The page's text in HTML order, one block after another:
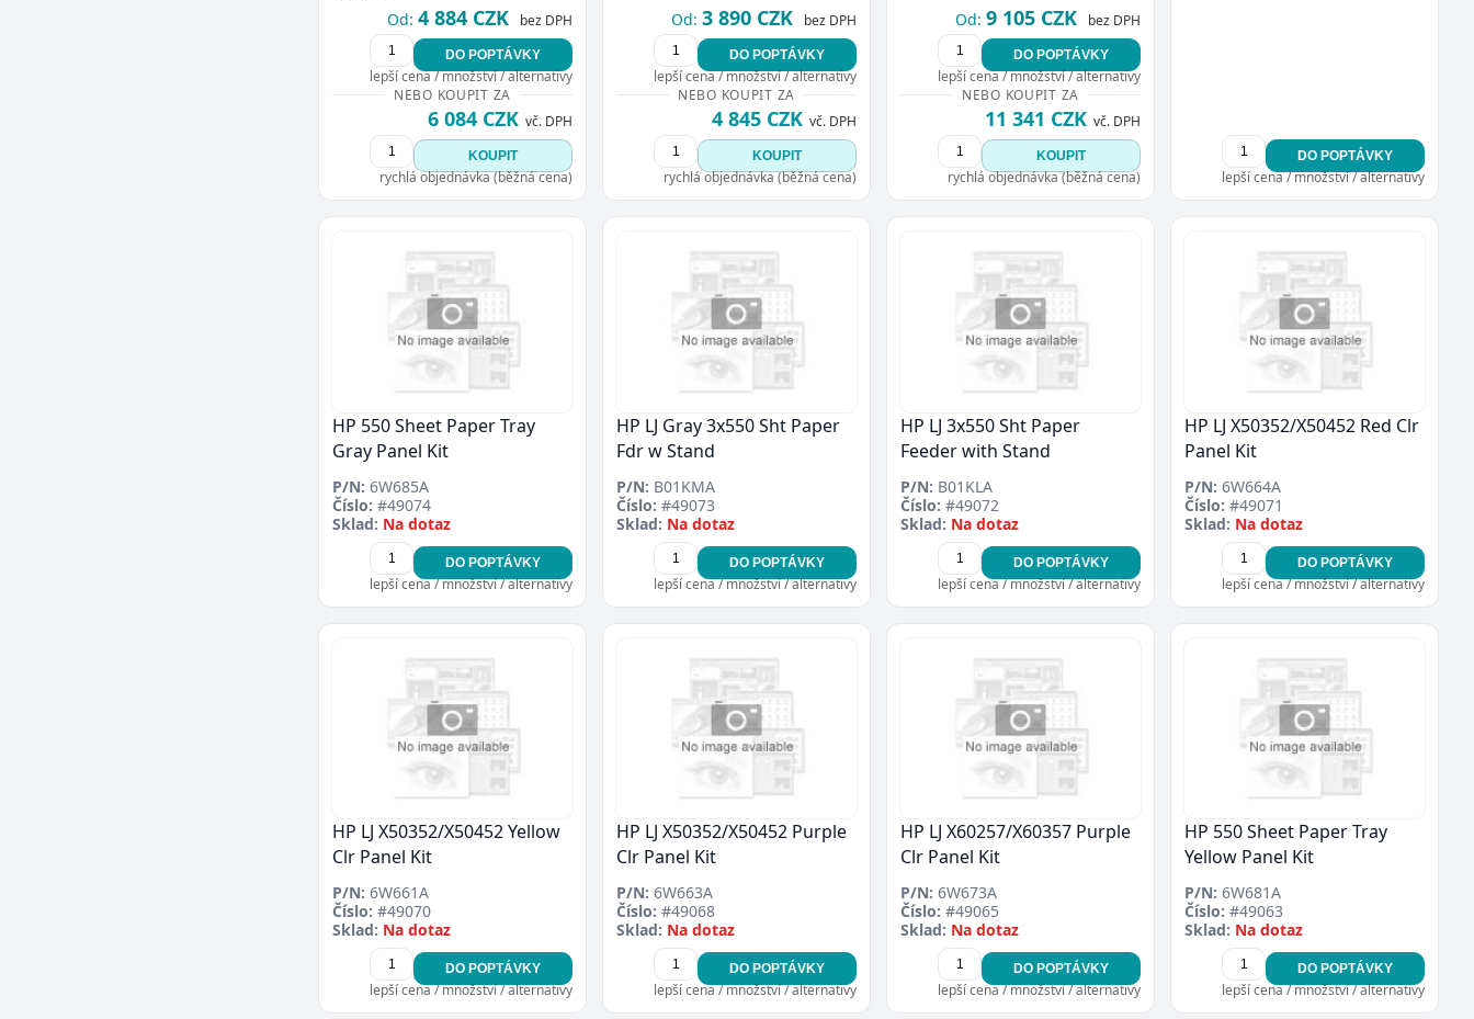
Od: 4 884 CZK bez DPH
DO POPTÁVKY
lepší cena / množství / alternativy
NEBO KOUPIT ZA
6 084 CZK vč. DPH
KOUPIT
rychlá objednávka (běžná cena)
Od: 3 890 CZK bez DPH
DO POPTÁVKY
lepší cena / množství / alternativy
NEBO KOUPIT ZA
4 845 CZK vč. DPH
KOUPIT
rychlá objednávka (běžná cena)
Od: 9 105 CZK bez DPH
DO POPTÁVKY
lepší cena / množství / alternativy
NEBO KOUPIT ZA
11 341 CZK vč. DPH
KOUPIT
rychlá objednávka (běžná cena)
DO POPTÁVKY
lepší cena / množství / alternativy
HP 550 Sheet Paper Tray
Gray Panel Kit
P/N: 6W685A
Číslo: #49074
Sklad: Na dotaz
DO POPTÁVKY
lepší cena / množství / alternativy
HP LJ Gray 3x550 Sht Paper
Fdr w Stand
P/N: B01KMA
Číslo: #49073
Sklad: Na dotaz
DO POPTÁVKY
lepší cena / množství / alternativy
HP LJ 3x550 Sht Paper
Feeder with Stand
P/N: B01KLA
Číslo: #49072
Sklad: Na dotaz
DO POPTÁVKY
lepší cena / množství / alternativy
HP LJ X50352/X50452 Red Clr
Panel Kit
P/N: 6W664A
Číslo: #49071
Sklad: Na dotaz
DO POPTÁVKY
lepší cena / množství / alternativy
HP LJ X50352/X50452 Yellow
Clr Panel Kit
P/N: 6W661A
Číslo: #49070
Sklad: Na dotaz
DO POPTÁVKY
lepší cena / množství / alternativy
HP LJ X50352/X50452 Purple
Clr Panel Kit
P/N: 6W663A
Číslo: #49068
Sklad: Na dotaz
DO POPTÁVKY
lepší cena / množství / alternativy
HP LJ X60257/X60357 Purple
Clr Panel Kit
P/N: 6W673A
Číslo: #49065
Sklad: Na dotaz
DO POPTÁVKY
lepší cena / množství / alternativy
HP 550 Sheet Paper Tray
Yellow Panel Kit
P/N: 6W681A
Číslo: #49063
Sklad: Na dotaz
DO POPTÁVKY
lepší cena / množství / alternativy